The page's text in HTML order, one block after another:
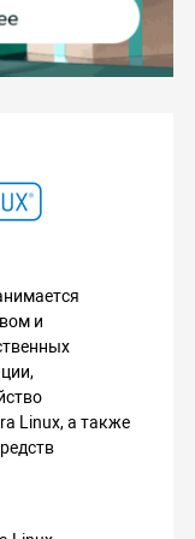
и
Linux, а также